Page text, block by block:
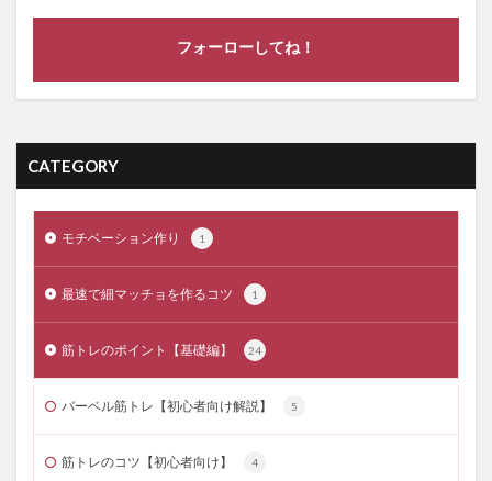
フォーローしてね！
CATEGORY
モチベーション作り 1
最速で細マッチョを作るコツ 1
筋トレのポイント【基礎編】 24
バーベル筋トレ【初心者向け解説】 5
筋トレのコツ【初心者向け】 4